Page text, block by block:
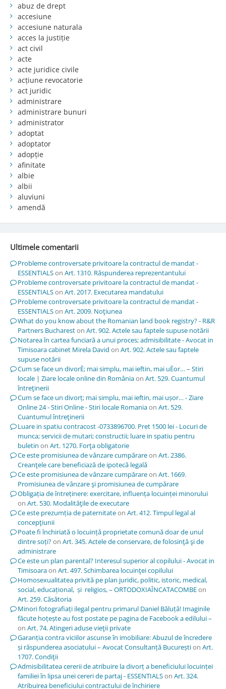
abuz de drept
accesiune
accesiune naturala
acces la justiție
act civil
acte
acte juridice civile
acțiune revocatorie
act juridic
administrare
administrare bunuri
administrator
adoptat
adoptator
adopție
afinitate
albie
albii
aluviuni
amendă
Ultimele comentarii
Probleme controversate privitoare la contractul de mandat -
ESSENTIALSon Art. 1310. Răspunderea reprezentantului
Probleme controversate privitoare la contractul de mandat -
ESSENTIALSon Art. 2017. Executarea mandatului
Probleme controversate privitoare la contractul de mandat -
ESSENTIALSon Art. 2009. Noţiunea
What do you know about the Romanian land book registry? - R&R
Partners Buchareston Art. 902. Actele sau faptele supuse notării
Notarea în cartea funciară a unui proces; admisibilitate - Avocat in
Timisoara cabinet Mirela David on Art. 902. Actele sau faptele
supuse notării
Cum se face un divorÈ; mai simplu, mai ieftin, mai uÈor… – Stiri
locale | Ziare locale online din Româniaon Art. 529. Cuantumul
întreţinerii
Cum se face un divorț; mai simplu, mai ieftin, mai ușor… - Ziare
Online 24 - Stiri Online - Stiri locale Romaniaon Art. 529.
Cuantumul întreţinerii
Luare in spatiu contracost -0733896700. Pret 1500 lei - Locuri de
munca; servicii de mutari; constructii; luare in spatiu pentru
buletin on Art. 1270. Forţa obligatorie
Ce este promisiunea de vânzare cumpărareon Art. 2386.
Creanţele care beneficiază de ipotecă legală
Ce este promisiunea de vânzare cumpărareon Art. 1669.
Promisiunea de vânzare şi promisiunea de cumpărare
Obligația de întreținere: exercitare, influența locuinței minorului
on Art. 530. Modalităţile de executare
Ce este prezumția de paternitateon Art. 412. Timpul legal al
concepţiunii
Poate fi închiriată o locuință proprietate comună doar de unul
dintre soți?on Art. 345. Actele de conservare, de folosinţă şi de
administrare
Ce este un plan parental? Interesul superior al copilului - Avocat in
Timisoaraon Art. 497. Schimbarea locuinţei copilului
Homosexualitatea privită pe plan juridic, politic, istoric, medical,
social, educațional, și religios, – ORTODOXIAÎNCATACOMBEon
Art. 259. Căsătoria
Minori fotografiați ilegal pentru primarul Daniel Băluță! Imaginile
făcute hoțește au fost postate pe pagina de Facebook a edilului –
on Art. 74. Atingeri aduse vieţii private
Garanția contra viciilor ascunse în imobiliare: Abuzul de încredere
și răspunderea asociatului – Avocat Consultanță Bucureștion Art.
1707. Condiţii
Admisibilitatea cererii de atribuire la divorț a beneficiului locuinței
familiei în lipsa unei cereri de partaj - ESSENTIALSon Art. 324.
Atribuirea beneficiului contractului de închiriere